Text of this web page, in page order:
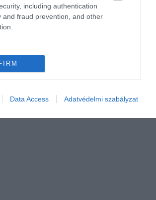
including authentication
and fraud prevention, and other
Data Access Adatvédelmi szabályzat
műtrágyából is jóval nagyobb készleteket
korábbi elnöke a BBC-nek. A szakember